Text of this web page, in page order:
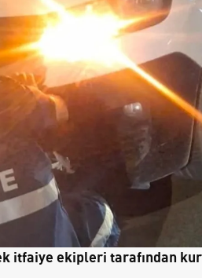
itfaiye ekipleri tarafından